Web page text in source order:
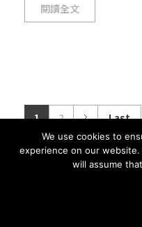
閱讀全文
1 2 Last
© 2026 科學
We use cookies to
experience on our
will assume